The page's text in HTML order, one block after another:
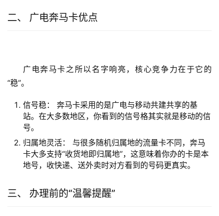
二、 广电奔马卡优点
广电奔马卡之所以名字响亮，核心竞争力在于它的
“稳”。
信号稳： 奔马卡采用的是广电与移动共建共享的基
站。在大多数地区，你看到的信号格其实就是移动的信
号。
归属地灵活： 与很多随机归属地的流量卡不同，奔马
卡大多支持“收货地即归属地”，这意味着你办的卡是本
地号，收快递、送外卖时对方看到的号码更真实。
三、 办理前的“温馨提醒”